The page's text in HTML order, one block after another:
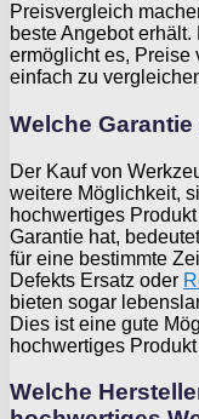
Preisvergleich
beste Angebot erhält.
ermöglicht es, Preise
einfach zu
Welche
Der Kauf von
weitere Möglichkeit,
hochwertiges
Garantie hat,
für eine bestimmte
Defekts Ersatz oder
bieten sogar
Dies ist eine gute
hochwertiges
Welche